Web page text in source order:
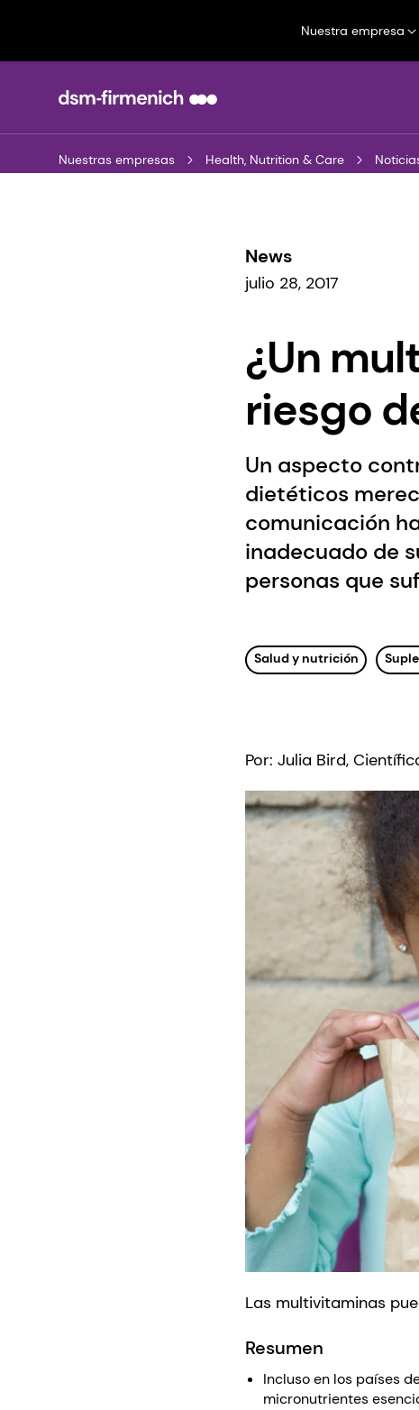
Nuestra empresa
Nuestras empresas Health, Nutrition & Care
News
julio 28, 2017
¿Un
riesgo
Un aspecto
dietéticos
comunicación
inadecuado de
personas que
Salud y nutrición
Por: Julia Bird,
Las multivitaminas
Resumen
Incluso en los países
micronutrientes